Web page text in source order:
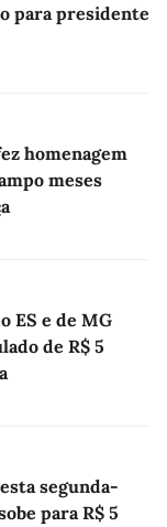
para presidente
homenagem
meses
ES e de MG
de R$ 5
segunda-
para R$ 5